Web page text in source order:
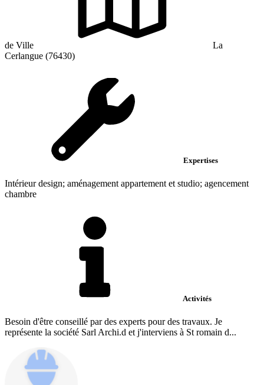
de Ville
La
Cerlangue (76430)
Expertises
Intérieur design; aménagement appartement et studio; agencement
chambre
Activités
Besoin d'être conseillé par des experts pour des travaux. Je
représente la société Sarl Archi.d et j'interviens à St romain d...